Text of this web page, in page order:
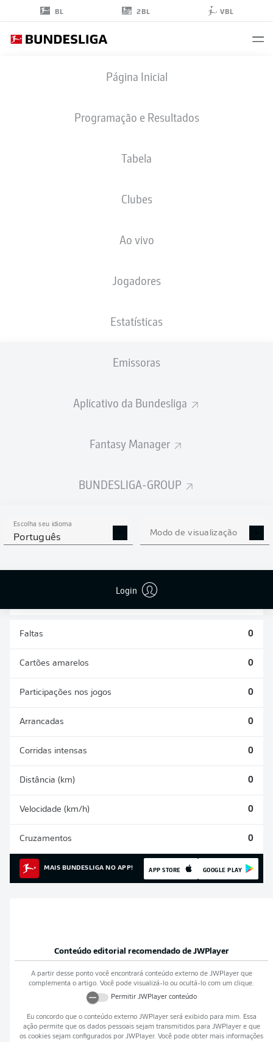
BL 2BL VBL
Página Inicial
Programação e Resultados
Tabela
Clubes
Ao vivo
Jogadores
Estatísticas
Emissoras
Aplicativo da Bundesliga
Fantasy Manager
BUNDESLIGA-GROUP
Escolha seu idioma
Português Modo de visualização
Login
ESTATÍSTICAS DA
TEMPORADA 2025/2026
Faltas 0
Cartões amarelos 0
Participações nos jogos 0
Arrancadas 0
Corridas intensas 0
Distância (km) 0
Velocidade (km/h) 0
Cruzamentos 0
MAIS BUNDESLIGA NO APP! APP STORE GOOGLE PLAY
Conteúdo editorial recomendado de JWPlayer
A partir desse ponto você encontrará conteúdo externo de JWPlayerque
complementa o artigo. Você pode visualizá-lo ou ocultá-lo com um clique.
Permitir JWPlayerconteúdo
Eu concordo que o conteúdo externo JWPlayerserá exibido para mim. Essa
ação permite que os dados pessoais sejam transmitidos para JWPlayere que
os cookies sejam configurados por JWPlayer. Você pode obter mais informações